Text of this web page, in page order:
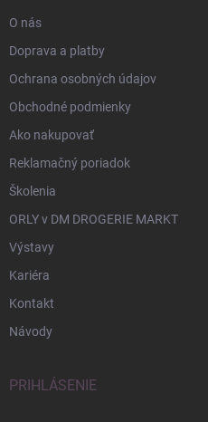
O nás
Doprava a platby
Ochrana osobných údajov
Obchodné podmienky
Ako nakupovať
Reklamačný poriadok
Školenia
ORLY v DM DROGERIE MARKT
Výstavy
Kariéra
Kontakt
Návody
PRIHLÁSENIE